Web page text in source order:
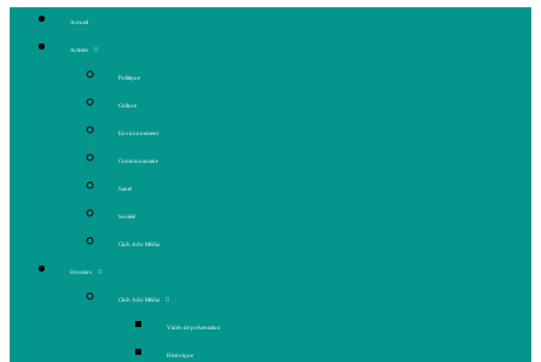
Accueil
Articles
Politique
Culture
Environnement
Communautaire
Santé
Société
Club Ado Média
Dossiers
Club Ado Média
Vidéo de présentation
Historique